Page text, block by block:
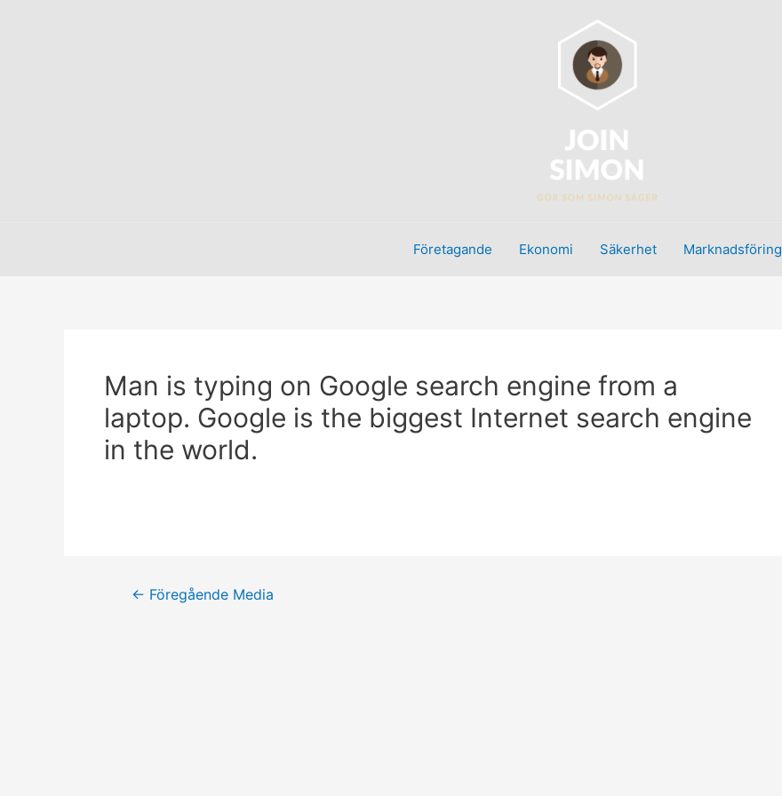
Företagande Ekonomi Säkerhet Marknadsföring
Man is typing on Google search engine from a
laptop. Google is the biggest Internet search engine
in the world.
← Föregående Media